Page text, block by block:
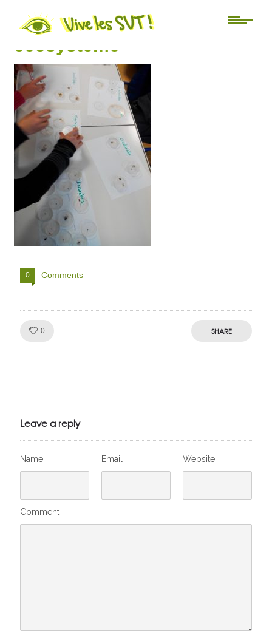
classification espèces SVT
écosystème
0 Comments
0 SHARE
Leave a reply
Name Email Website
Comment